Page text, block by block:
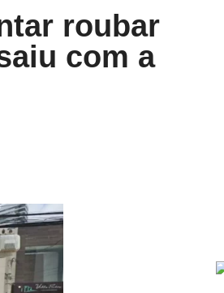
roubar
com a